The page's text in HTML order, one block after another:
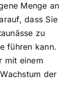
Menge an
dass Sie
zu
führen kann.
mit einem
der